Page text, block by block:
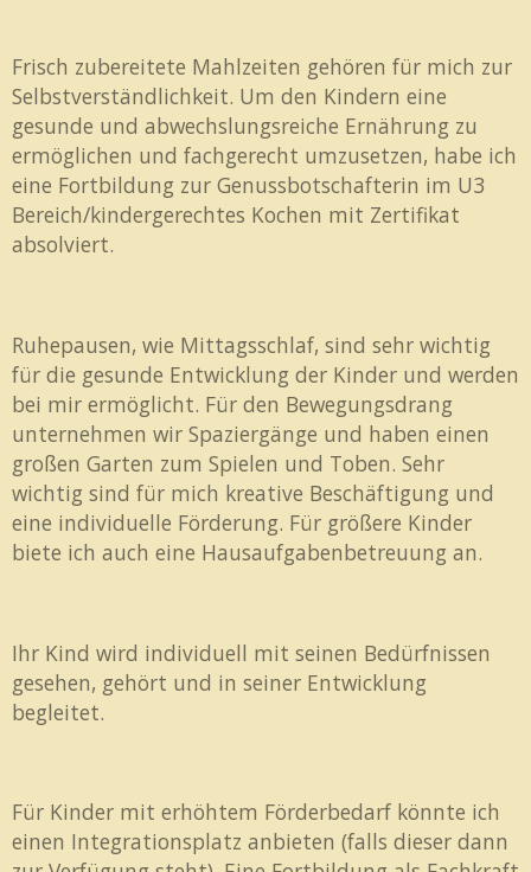
Frisch zubereitete Mahlzeiten gehören für mich zur
Selbstverständlichkeit. Um den Kindern eine
gesunde und abwechslungsreiche Ernährung zu
ermöglichen und fachgerecht umzusetzen, habe ich
eine Fortbildung zur Genussbotschafterin im U3
Bereich/kindergerechtes Kochen mit Zertifikat
absolviert.
Ruhepausen, wie Mittagsschlaf, sind sehr wichtig
für die gesunde Entwicklung der Kinder und werden
bei mir ermöglicht. Für den Bewegungsdrang
unternehmen wir Spaziergänge und haben einen
großen Garten zum Spielen und Toben. Sehr
wichtig sind für mich kreative Beschäftigung und
eine individuelle Förderung. Für größere Kinder
biete ich auch eine Hausaufgabenbetreuung an.
Ihr Kind wird individuell mit seinen Bedürfnissen
gesehen, gehört und in seiner Entwicklung
begleitet.
Für Kinder mit erhöhtem Förderbedarf könnte ich
einen Integrationsplatz anbieten (falls dieser dann